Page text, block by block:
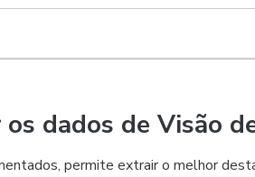
dados de Visão
permite extrair o melhor